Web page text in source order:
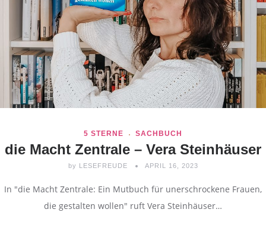
5 STERNE SACHBUCH
die Macht Zentrale – Vera Steinhäuser
by LESEFREUDE APRIL 16, 2023
In "die Macht Zentrale: Ein Mutbuch für unerschrockene Frauen,
die gestalten wollen" ruft Vera Steinhäuser…